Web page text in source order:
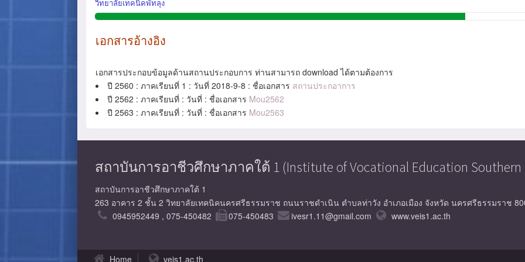
วิทยาลัยเทคนิคพัทลุง
เอกสารอ้างอิง
เอกสารประกอบข้อมูลด้านสถานประกอบการ ท่านสามารถ download ได้ตามต้องการ
ปี 2560 : ภาคเรียนที่ 1 : วันที่ 2018-9-8 : ชื่อเอกสาร สถานประกอาการ
ปี 2562 : ภาคเรียนที่ : วันที่ : ชื่อเอกสาร Mou2562
ปี 2563 : ภาคเรียนที่ : วันที่ : ชื่อเอกสาร Mou2563
สถาบันการอาชีวศึกษาภาคใต้ 1 (Institute of Vocational Education Southern
สถาบันการอาชีวศึกษาภาคใต้ 1
263 อาคาร 2 ชั้น 2 วิทยาลัยเทคนิคนครศรีธรรมราช ถนนราชดำเนิน ตำบลท่าวัง อำเภอเมือง จังหวัด นครศรีธรรมราช
0945952449 , 075-450482
075-450483 ivesr1.11@gmail.com www.veis1.ac.th
Home veis1.ac.th